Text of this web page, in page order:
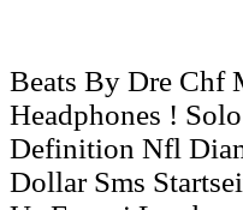
Beats By Dre Chf
Headphones !
Definition Nfl
Dollar Sms